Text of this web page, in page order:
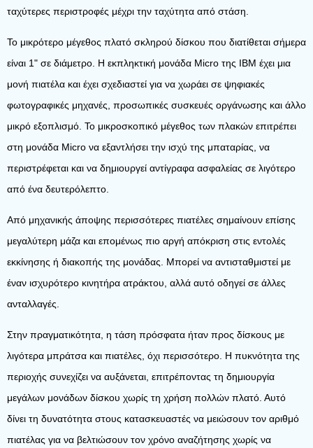
ταχύτερες περιστροφές μέχρι την ταχύτητα από στάση.
Το μικρότερο μέγεθος πλατό σκληρού δίσκου που διατίθεται σήμερα
είναι 1" σε διάμετρο. Η εκπληκτική μονάδα Micro της IBM έχει μια
μονή πιατέλα και έχει σχεδιαστεί για να χωράει σε ψηφιακές
φωτογραφικές μηχανές, προσωπικές συσκευές οργάνωσης και άλλο
μικρό εξοπλισμό. Το μικροσκοπικό μέγεθος των πλακών επιτρέπει
στη μονάδα Micro να εξαντλήσει την ισχύ της μπαταρίας, να
περιστρέφεται και να δημιουργεί αντίγραφα ασφαλείας σε λιγότερο
από ένα δευτερόλεπτο.
Από μηχανικής άποψης περισσότερες πιατέλες σημαίνουν επίσης
μεγαλύτερη μάζα και επομένως πιο αργή απόκριση στις εντολές
εκκίνησης ή διακοπής της μονάδας. Μπορεί να αντισταθμιστεί με
έναν ισχυρότερο κινητήρα ατράκτου, αλλά αυτό οδηγεί σε άλλες
ανταλλαγές.
Στην πραγματικότητα, η τάση πρόσφατα ήταν προς δίσκους με
λιγότερα μπράτσα και πιατέλες, όχι περισσότερο. Η πυκνότητα της
περιοχής συνεχίζει να αυξάνεται, επιτρέποντας τη δημιουργία
μεγάλων μονάδων δίσκου χωρίς τη χρήση πολλών πλατό. Αυτό
δίνει τη δυνατότητα στους κατασκευαστές να μειώσουν τον αριθμό
πιατέλας για να βελτιώσουν τον χρόνο αναζήτησης χωρίς να